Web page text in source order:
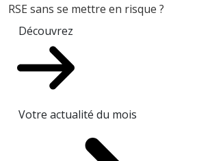
RSE sans se mettre en risque ?
Découvrez
Votre actualité du mois